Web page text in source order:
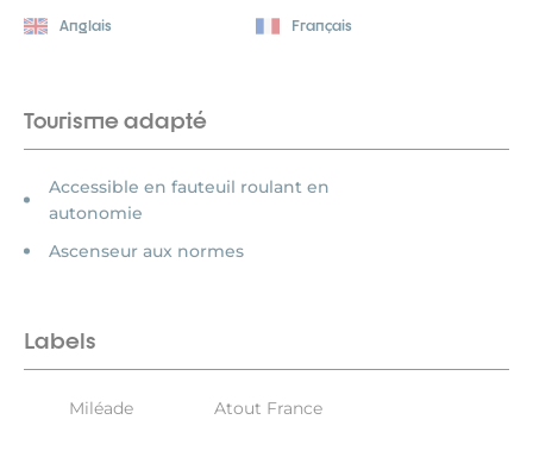
Anglais Français
Tourisme adapté
Accessible en fauteuil roulant en
autonomie
Ascenseur aux normes
Labels
Miléade Atout France